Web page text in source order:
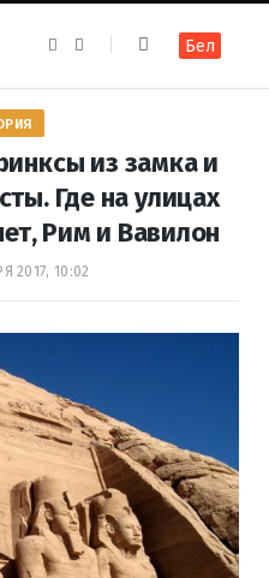
e
k
t
a
m
Бел
из замка и
Где на улицах
Рим и Вавилон
2017, 10:02